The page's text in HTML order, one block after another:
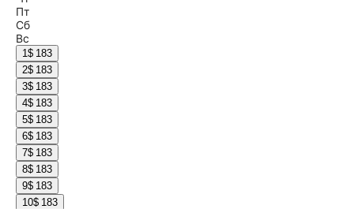
Пт
Сб
Вс
1$ 183
2$ 183
3$ 183
4$ 183
5$ 183
6$ 183
7$ 183
8$ 183
9$ 183
10$ 183